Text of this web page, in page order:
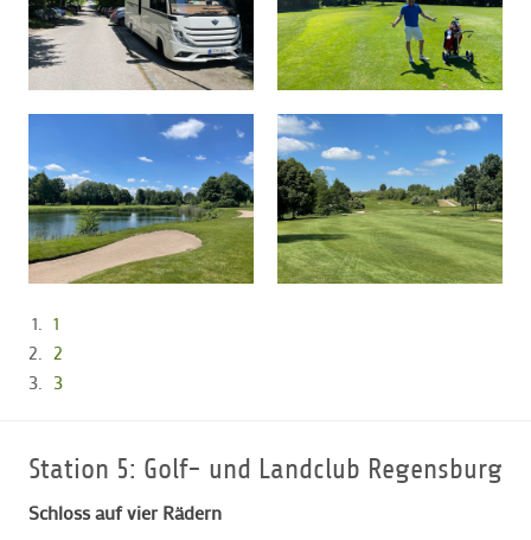
1
2
3
Station 5: Golf- und Landclub Regensburg
Schloss auf vier Rädern